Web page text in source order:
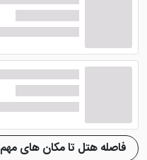
فاصله هتل تا مکان های مهم